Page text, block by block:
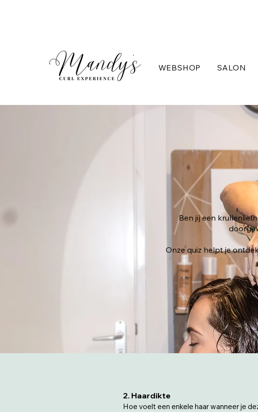
WEBSHOP SALON
Ben jij een
Onze quiz helpt je
2. Haardikte
Hoe voelt een enkele haar wanneer je